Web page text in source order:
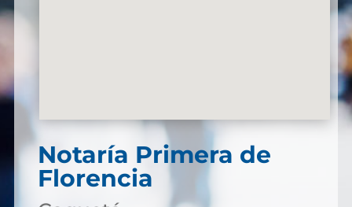
Notaría Primera de
Florencia